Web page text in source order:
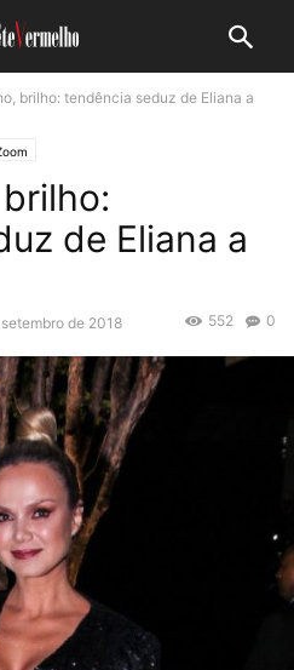
brilho: tendência seduz de Eliana a
de Eliana a
setembro de 2018 0
552